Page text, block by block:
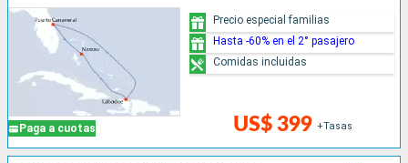
Paga a cuotas US$ 399 +Tasas
Precio especial familias
Hasta -60% en el 2° pasajero
Comidas incluidas